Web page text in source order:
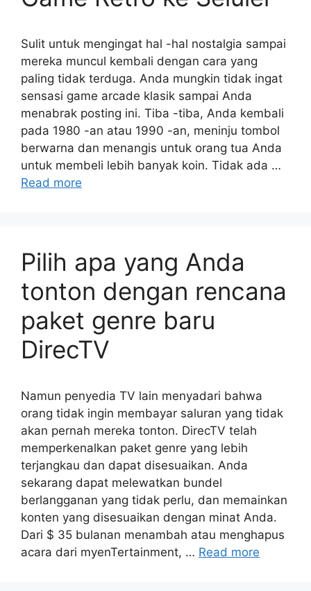
Sulit untuk mengingat hal -hal nostalgia sampai
mereka muncul kembali dengan cara yang
paling tidak terduga. Anda mungkin tidak ingat
sensasi game arcade klasik sampai Anda
menabrak posting ini. Tiba -tiba, Anda kembali
pada 1980 -an atau 1990 -an, meninju tombol
berwarna dan menangis untuk orang tua Anda
untuk membeli lebih banyak koin. Tidak ada …
Read more
Pilih apa yang Anda
tonton dengan rencana
paket genre baru
DirecTV
Namun penyedia TV lain menyadari bahwa
orang tidak ingin membayar saluran yang tidak
akan pernah mereka tonton. DirecTV telah
memperkenalkan paket genre yang lebih
terjangkau dan dapat disesuaikan. Anda
sekarang dapat melewatkan bundel
berlangganan yang tidak perlu, dan memainkan
konten yang disesuaikan dengan minat Anda.
Dari $ 35 bulanan menambah atau menghapus
acara dari myenTertainment, … Read more